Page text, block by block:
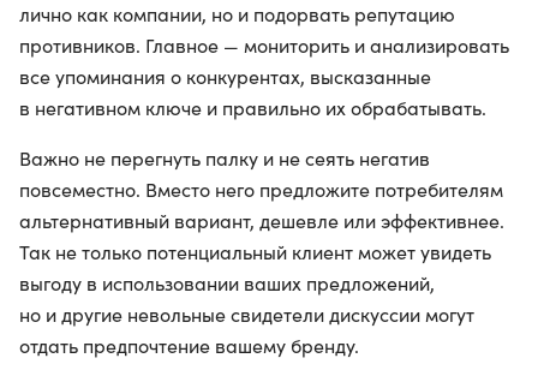
лично как компании, но и подорвать репутацию
противников. Главное — мониторить и анализировать
все упоминания о конкурентах, высказанные
в негативном ключе и правильно их обрабатывать.
Важно не перегнуть палку и не сеять негатив
повсеместно. Вместо него предложите потребителям
альтернативный вариант, дешевле или эффективнее.
Так не только потенциальный клиент может увидеть
выгоду в использовании ваших предложений,
но и другие невольные свидетели дискуссии могут
отдать предпочтение вашему бренду.